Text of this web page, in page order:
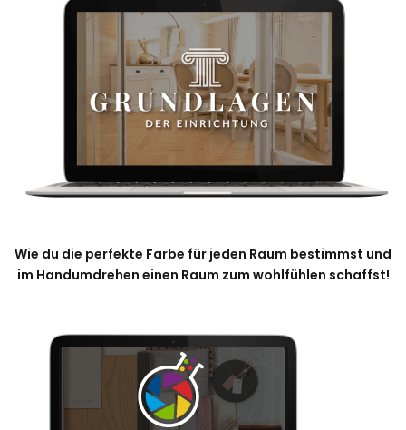
Wie du die perfekte Farbe für jeden Raum bestimmst und
im Handumdrehen einen Raum zum wohlfühlen schaffst!